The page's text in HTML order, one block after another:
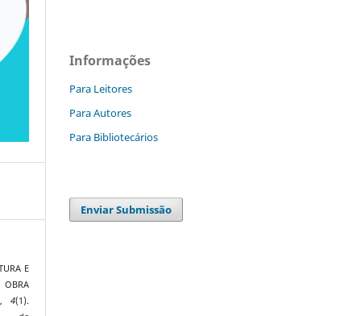
E
, 4(1).
Informações
Para Leitores
Para Autores
Para Bibliotecários
Enviar Submissão